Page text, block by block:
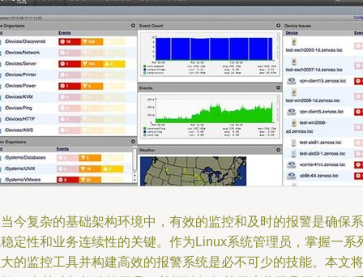
今复杂的基础架构环境中，有效的监控和及时的报警是确保系
定性和业务连续性的关键。作为Linux系统管理员，掌握一系
的监控工具并构建高效的报警系统是必不可少的技能。本文将